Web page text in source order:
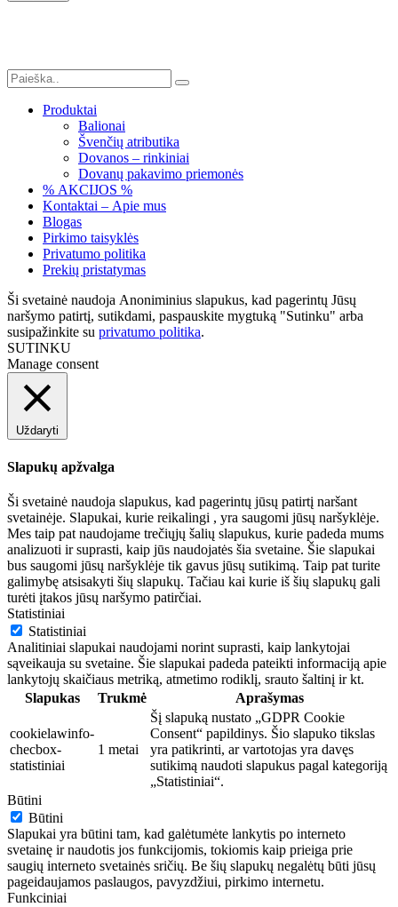
Produktai
Balionai
Švenčių atributika
Dovanos – rinkiniai
Dovanų pakavimo priemonės
% AKCIJOS %
Kontaktai – Apie mus
Blogas
Pirkimo taisyklės
Privatumo politika
Prekių pristatymas
Ši svetainė naudoja Anoniminius slapukus, kad pagerintų Jūsų
naršymo patirtį, sutikdami, paspauskite mygtuką "Sutinku" arba
susipažinkite su privatumo politika.
SUTINKU
Manage consent
Uždaryti
Slapukų apžvalga
Ši svetainė naudoja slapukus, kad pagerintų jūsų patirtį naršant
svetainėje. Slapukai, kurie reikalingi , yra saugomi jūsų naršyklėje.
Mes taip pat naudojame trečiųjų šalių slapukus, kurie padeda mums
analizuoti ir suprasti, kaip jūs naudojatės šia svetaine. Šie slapukai
bus saugomi jūsų naršyklėje tik gavus jūsų sutikimą. Taip pat turite
galimybę atsisakyti šių slapukų. Tačiau kai kurie iš šių slapukų gali
turėti įtakos jūsų naršymo patirčiai.
Statistiniai
Statistiniai
Analitiniai slapukai naudojami norint suprasti, kaip lankytojai
sąveikauja su svetaine. Šie slapukai padeda pateikti informaciją apie
lankytojų skaičiaus metriką, atmetimo rodiklį, srauto šaltinį ir kt.
Slapukas
Trukmė Aprašymas
cookielawinfo-
checbox-
statistiniai
1 metai
Šį slapuką nustato „GDPR Cookie
Consent“ papildinys. Šio slapuko tikslas
yra patikrinti, ar vartotojas yra davęs
sutikimą naudoti slapukus pagal kategoriją
„Statistiniai“.
Būtini
Būtini
Slapukai yra būtini tam, kad galėtumėte lankytis po interneto
svetainę ir naudotis jos funkcijomis, tokiomis kaip prieiga prie
saugių interneto svetainės sričių. Be šių slapukų negalėtų būti jūsų
pageidaujamos paslaugos, pavyzdžiui, pirkimo internetu.
Funkciniai